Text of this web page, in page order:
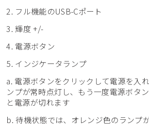
2. フル機能のUSB-Cポート
3. 輝度 +/-
4. 電源ボタン
5. インジケータランプ
a. 電源ボタンをクリックして電源を入
ンプが常時点灯し、もう一度電源ボタ
と電源が切れます
b. 待機状態では、オレンジ色のランプ